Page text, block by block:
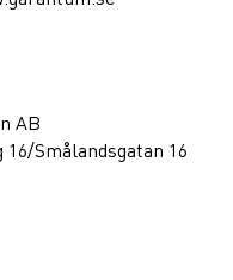
AB
Smålandsgatan 16